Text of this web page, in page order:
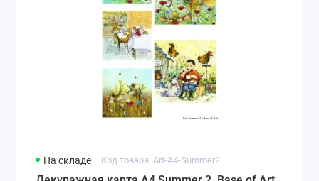
На складе Код товара: Art-A4-Summer2